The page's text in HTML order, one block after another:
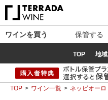
ワインを買う 保管する
TOP 地域
TOP ワイン一覧 ネッビオーロ